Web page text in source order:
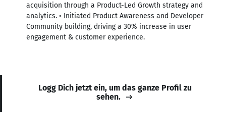
acquisition through a Product-Led Growth strategy and
analytics. • Initiated Product Awareness and Developer
Community building, driving a 30% increase in user
engagement & customer experience.
Logg Dich jetzt ein, um das ganze Profil zu
sehen.